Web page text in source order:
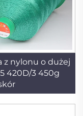
z nylonu o dużej
420D/3 450g